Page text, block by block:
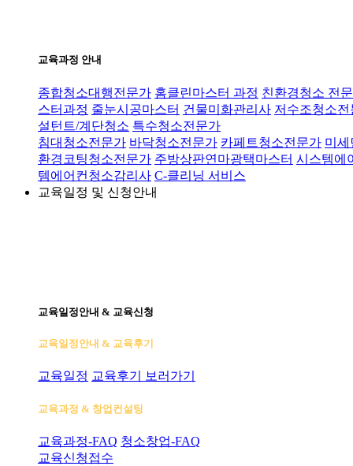
교육과정 안내
종합청소대행전문가 홈클린마스터 과정 친환경청소 전
스터과정 줄눈시공마스터 건물미화관리사 저수조청소전
설턴트/계단청소 특수청소전문가
침대청소전문가 바닥청소전문가 카페트청소전문가 미세
환경코팅청소전문가 주방상판연마광택마스터 시스템에
템에어컨청소감리사 C-클리닝 서비스
교육일정 및 신청안내
교육일정안내 & 교육신청
교육일정안내 & 교육후기
교육일정 교육후기 보러가기
교육과정 & 창업컨설팅
교육과정-FAQ 청소창업-FAQ
교육신청접수